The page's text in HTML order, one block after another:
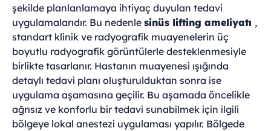
şekilde planlanlamaya ihtiyaç duyulan tedavi
uygulamalarıdır. Bu nedenle sinüs lifting ameliyatı ,
standart klinik ve radyografik muayenelerin üç
boyutlu radyografik görüntülerle desteklenmesiyle
birlikte tasarlanır. Hastanın muayenesi ışığında
detaylı tedavi planı oluşturulduktan sonra ise
uygulama aşamasına geçilir. Bu aşamada öncelikle
ağrısız ve konforlu bir tedavi sunabilmek için ilgili
bölgeye lokal anestezi uygulaması yapılır. Bölgede